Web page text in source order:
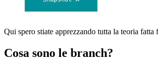
Qui spero stiate apprezzando tutta la teoria fatta
Cosa sono le branch?